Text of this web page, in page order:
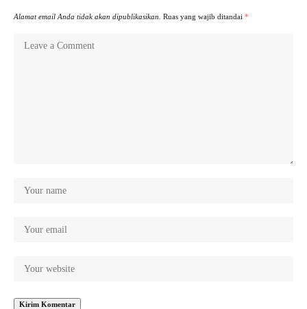
Alamat email Anda tidak akan dipublikasikan. Ruas yang wajib ditandai *